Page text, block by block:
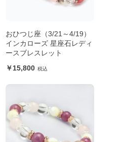
おひつじ座（3/21～4/19）
インカローズ 星座石レディ
ースブレスレット
15,800